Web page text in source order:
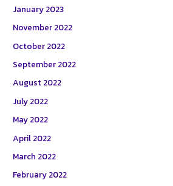
January 2023
November 2022
October 2022
September 2022
August 2022
July 2022
May 2022
April 2022
March 2022
February 2022